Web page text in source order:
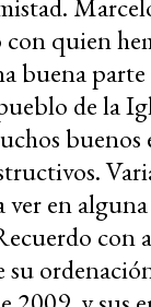
quien
buena
de la
buenos
en alguna
con
su